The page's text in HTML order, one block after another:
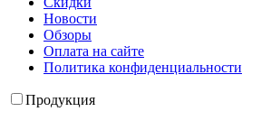
Новости
Обзоры
Оплата на сайте
Политика конфиденциальности
Продукция